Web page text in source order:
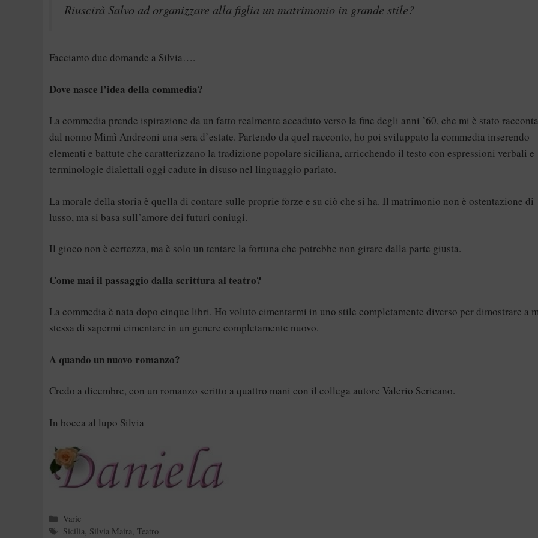
Riuscirà Salvo ad organizzare alla figlia un matrimonio in grande stile?
Facciamo due domande a Silvia….
Dove nasce l’idea della commedia?
La commedia prende ispirazione da un fatto realmente accaduto verso la fine degli anni ’60, che mi è stato
dal nonno Mimì Andreoni una sera d’estate. Partendo da quel racconto, ho poi sviluppato la commedia inserendo
elementi e battute che caratterizzano la tradizione popolare siciliana, arricchendo il testo con espressioni verbali e
terminologie dialettali oggi cadute in disuso nel linguaggio parlato.
La morale della storia è quella di contare sulle proprie forze e su ciò che si ha. Il matrimonio non è ostentazione di
lusso, ma si basa sull’amore dei futuri coniugi.
Il gioco non è certezza, ma è solo un tentare la fortuna che potrebbe non girare dalla parte giusta.
Come mai il passaggio dalla scrittura al teatro?
La commedia è nata dopo cinque libri. Ho voluto cimentarmi in uno stile completamente diverso per dimostrare a
stessa di sapermi cimentare in un genere completamente nuovo.
A quando un nuovo romanzo?
Credo a dicembre, con un romanzo scritto a quattro mani con il collega autore Valerio Sericano.
In bocca al lupo Silvia
Categorie
Varie
Tag
Sicilia, Silvia Maira,Teatro